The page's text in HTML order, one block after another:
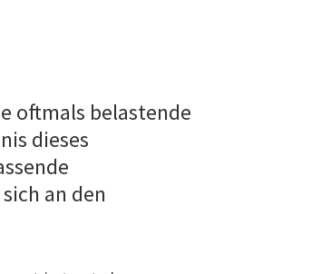
oftmals belastende
dieses
an den